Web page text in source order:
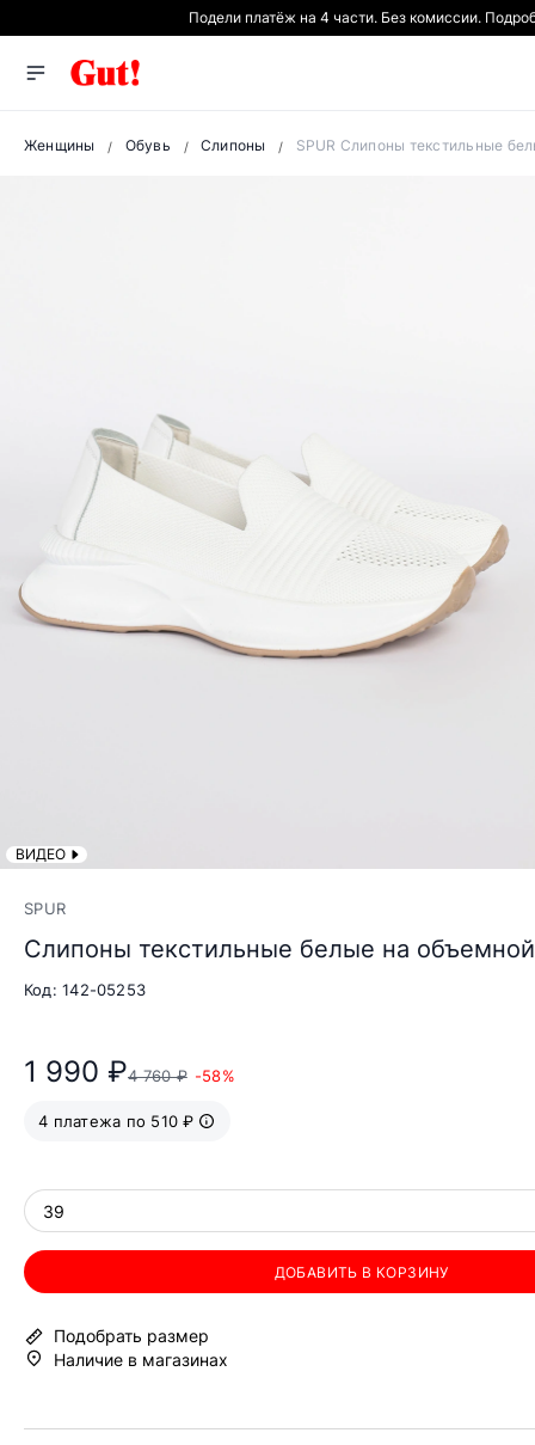
Подели платёж на 4 части. Без комиссии.
Женщины Обувь Слипоны SPUR Слипоны текстильные
ВИДЕО
SPUR
Слипоны текстильные белые на
Код: 142-05253
1 990 ₽4 760 ₽ -58%
4 платежа по 510 ₽
39
ДОБАВИТЬ В КОРЗИНУ
Подобрать размер
Наличие в магазинах